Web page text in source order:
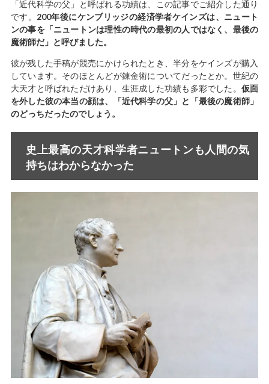
「近代科学の父」と呼ばれる功績は、この記事でご紹介した通り
です。 200年後にケンブリッジの経済学者ケインズは、ニュート
ンの事を「ニュートンは理性の時代の最初の人ではなく、最後の
魔術師だ」と呼びました。
彼が残した手稿が競売にかけられたとき、半分をケインズが購入
しています。そのほとんどが錬金術についてだったとか。世紀の
大天才と呼ばれただけあり、生涯成した功績も多彩でした。 仮面
を外した彼の本当の顔は、「近代科学の父」と「最後の魔術師」
のどっちだったのでしょう。
史上最高の天才科学者ニュートンも人間の気
持ちはわからなかった